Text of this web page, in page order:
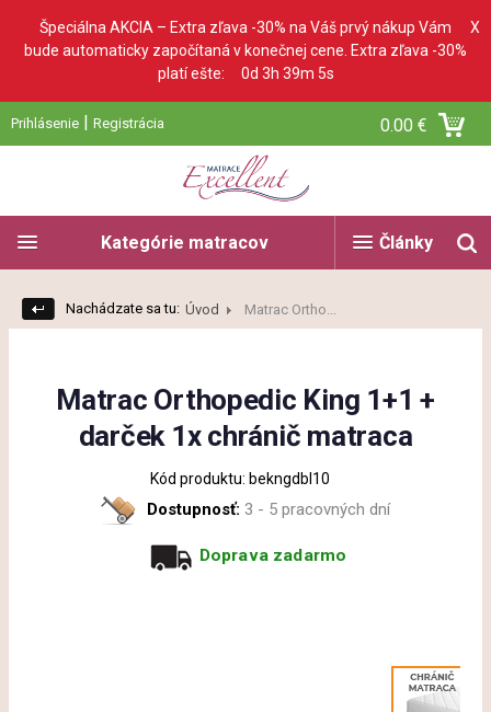
Špeciálna AKCIA – Extra zľava -30% na Váš prvý nákup Vám
bude automaticky započítaná v konečnej cene. Extra zľava -30%
platí ešte: 0d 3h 39m 3s
X
Prihlásenie | Registrácia 0.00 €
Články
Kategórie matracov
Nachádzate sa tu: Úvod Matrac Ortho...
Matrac Orthopedic King 1+1 +
darček 1x chránič matraca
Kód produktu: bekngdbl10
Dostupnosť: 3 - 5 pracovných dní
Doprava zadarmo